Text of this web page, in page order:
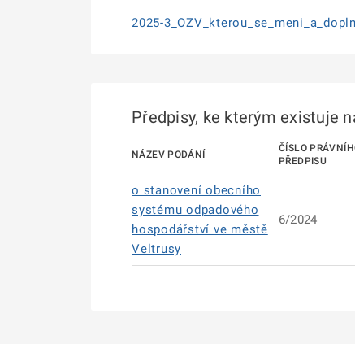
2025-
Předpisy, ke kterým existuje
NÁZEV PODÁNÍ
ČÍSLO
PŘEDPISU
o stanovení obecního
systému odpadového
hospodářství ve městě
Veltrusy
6/2024